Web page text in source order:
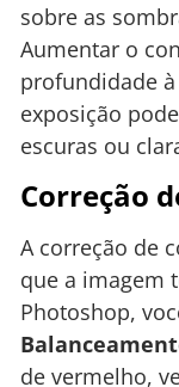
sobre as
Aumentar o
profundidade
exposição
escuras ou
Correção
A correção de
que a imagem
Photoshop,
de vermelho,